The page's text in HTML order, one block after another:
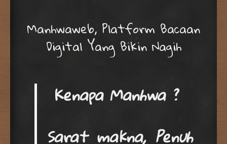
Manhwaweb, Platform Bacaan
Digital Yang Bikin Nagih
Kenapa Manhwa ?
Sarat makna, Penuh